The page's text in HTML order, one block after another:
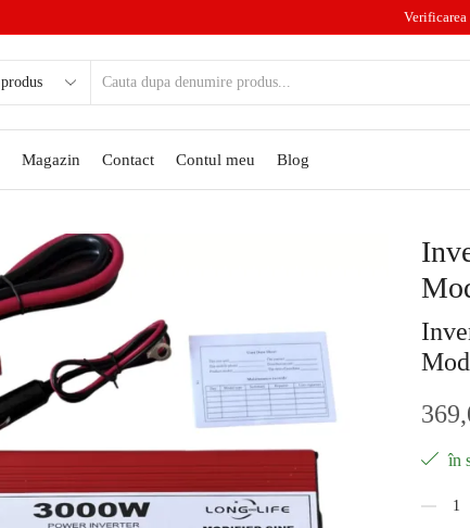
Magazin Contact Contul meu Blog
în